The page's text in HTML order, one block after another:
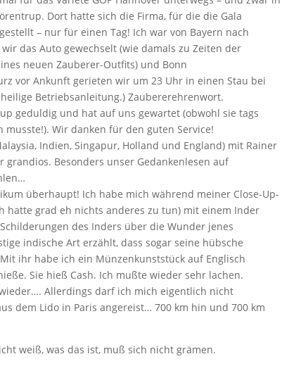
Dort hatte sich die Firma, für die die Gala
– nur für einen Tag! Ich war von Bayern nach
das Auto gewechselt (wie damals zu Zeiten der
neuen Zauberer-Outfits) und Bonn
vor Ankunft gerieten wir um 23 Uhr in einen Stau bei
Betriebsanleitung.) Zaubererehrenwort.
geduldig und hat auf uns gewartet (obwohl sie tags
Wir danken für den guten Service!
Indien, Singapur, Holland und England) mit Rainer
grandios. Besonders unser Gedankenlesen auf
überhaupt! Ich habe mich während meiner Close-Up-
grad eh nichts anderes zu tun) mit einem Inder
des Inders über die Wunder jenes
indische Art erzählt, dass sogar seine hübsche
ihr habe ich ein Münzenkunststück auf Englisch
Sie hieß Cash. Ich mußte wieder sehr lachen.
Allerdings darf ich mich eigentlich nicht
dem Lido in Paris angereist… 700 km hin und 700 km
weiß, was das ist, muß sich nicht grämen.